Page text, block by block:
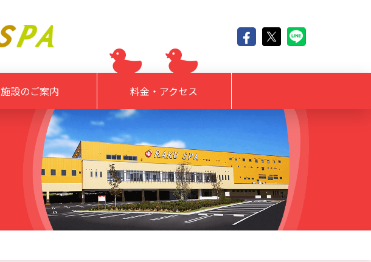
施設のご案内 料金・アクセス